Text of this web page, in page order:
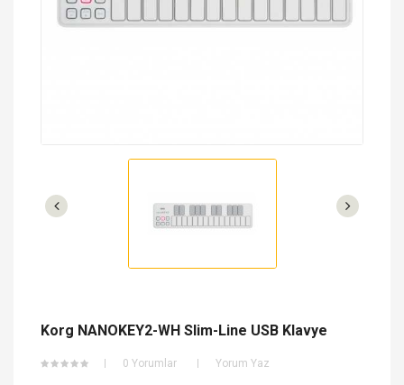
Korg NANOKEY2-WH Slim-Line USB Klavye
0 Yorumlar Yorum Yaz